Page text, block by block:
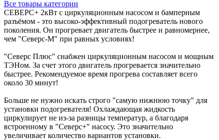
Все товары категории
СЕВЕРС+ 2кВт с циркуляционным насосом и бамперным
разъёмом - это высоко-эффективный подогреватель нового
поколения. Он прогревает двигатель быстрее и равномернее,
чем "Северс-М" при равных условиях!
"Северс Плюс" снабжен циркуляционным насосом и мощным
ТЭНом. За счет этого двигатель прогревается значительно
быстрее. Рекомендуемое время прогрева составляет всего
около 30 минут!
Больше не нужно искать строго "самую нижнюю точку" для
установки подогревателя! Охлаждающая жидкость
циркулирует не из-за разницы температур, а благодаря
встроенному в "Северс+" насосу. Это значительно
увеличивает количество вариантов установки.